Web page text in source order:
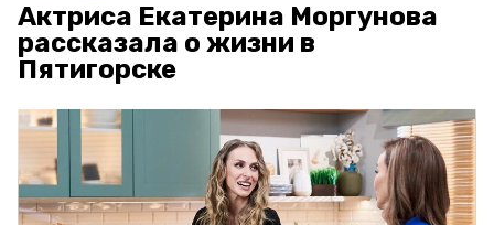
Актриса Екатерина Моргунова
рассказала о жизни в
Пятигорске